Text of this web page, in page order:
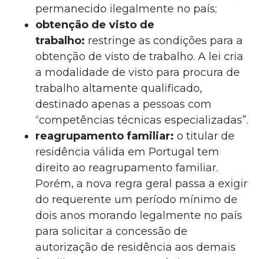
permanecido ilegalmente no país;
obtenção de visto de
trabalho: restringe as condições para a
obtenção de visto de trabalho. A lei cria
a modalidade de visto para procura de
trabalho altamente qualificado,
destinado apenas a pessoas com
“competências técnicas especializadas”.
reagrupamento familiar: o titular de
residência válida em Portugal tem
direito ao reagrupamento familiar.
Porém, a nova regra geral passa a exigir
do requerente um período mínimo de
dois anos morando legalmente no país
para solicitar a concessão de
autorização de residência aos demais